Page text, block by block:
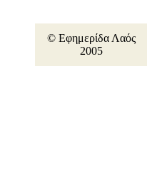
© Εφημερίδα Λαός
2005